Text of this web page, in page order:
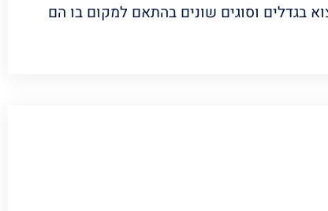
בגדלים וסוגים שונים בהתאם למקום בו הם